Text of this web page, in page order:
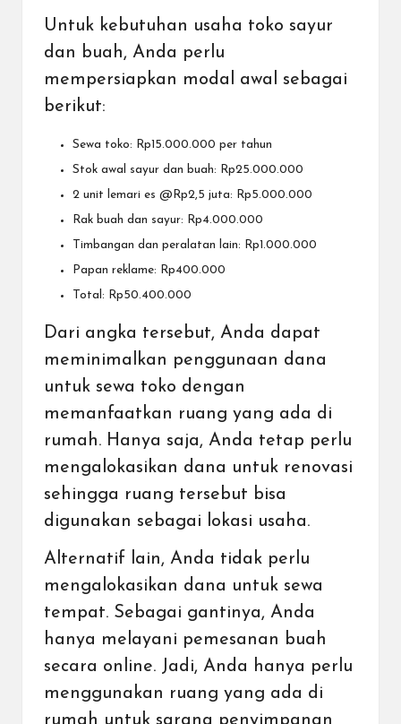
Untuk kebutuhan usaha toko sayur
dan buah, Anda perlu
mempersiapkan modal awal sebagai
berikut:
Sewa toko: Rp15.000.000 per tahun
Stok awal sayur dan buah: Rp25.000.000
2 unit lemari es @Rp2,5 juta: Rp5.000.000
Rak buah dan sayur: Rp4.000.000
Timbangan dan peralatan lain: Rp1.000.000
Papan reklame: Rp400.000
Total: Rp50.400.000
Dari angka tersebut, Anda dapat
meminimalkan penggunaan dana
untuk sewa toko dengan
memanfaatkan ruang yang ada di
rumah. Hanya saja, Anda tetap perlu
mengalokasikan dana untuk renovasi
sehingga ruang tersebut bisa
digunakan sebagai lokasi usaha.
Alternatif lain, Anda tidak perlu
mengalokasikan dana untuk sewa
tempat. Sebagai gantinya, Anda
hanya melayani pemesanan buah
secara online. Jadi, Anda hanya perlu
menggunakan ruang yang ada di